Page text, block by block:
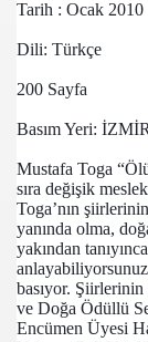
Tarih : Ocak 2010
Dili: Türkçe
200 Sayfa
Basım Yeri: İZMİR
Mustafa Toga
sıra değişik
Toga’nın
yanında olma,
yakından
basıyor.
ve Doğa Ödüllü
Encümen Üyesi